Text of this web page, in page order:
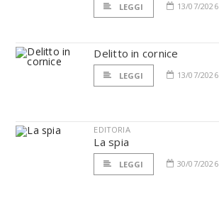
LEGGI 13/07/2026
Delitto in cornice
LEGGI 13/07/2026
EDITORIA
La spia
LEGGI 30/07/2026